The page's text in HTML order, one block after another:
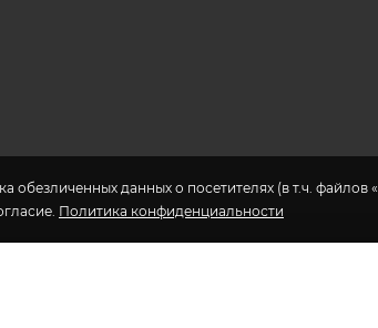
обезличенных данных о посетителях (в т.ч. файлов
Политика конфиденциальности